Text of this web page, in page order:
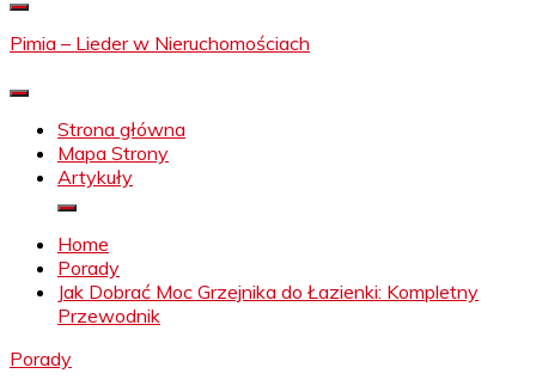
Pimia – Lieder w Nieruchomościach
Strona główna
Mapa Strony
Artykuły
Home
Porady
Jak Dobrać Moc Grzejnika do Łazienki: Kompletny
Przewodnik
Porady